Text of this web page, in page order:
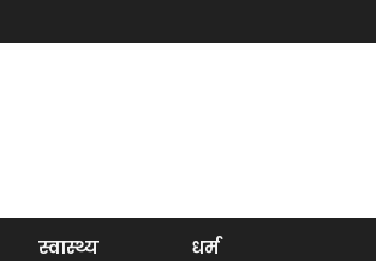
स्वास्थ्य धर्म